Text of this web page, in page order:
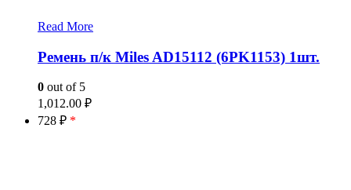
Read More
Ремень п/к Miles AD15112 (6PK1153) 1шт.
0 out of 5
1,012.00 ₽
728 ₽ *